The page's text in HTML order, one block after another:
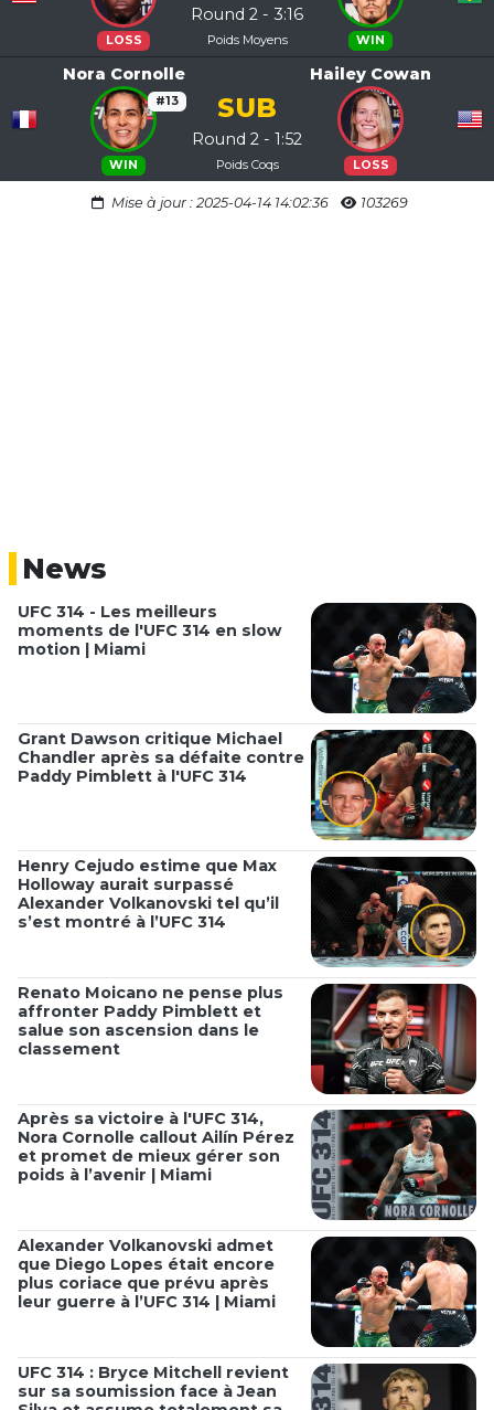
LOSS WIN
Round 2 - 3:16
Poids Moyens
Nora Cornolle
#13
WIN
Hailey Cowan
LOSS
SUB
Round 2 - 1:52
Poids Coqs
Mise à jour : 2025-04-14 14:02:36 103269
News
UFC 314 - Les meilleurs
moments de l'UFC 314 en slow
motion | Miami
Grant Dawson critique Michael
Chandler après sa défaite contre
Paddy Pimblett à l'UFC 314
Henry Cejudo estime que Max
Holloway aurait surpassé
Alexander Volkanovski tel qu’il
s’est montré à l’UFC 314
Renato Moicano ne pense plus
affronter Paddy Pimblett et
salue son ascension dans le
classement
Après sa victoire à l'UFC 314,
Nora Cornolle callout Ailín Pérez
et promet de mieux gérer son
poids à l’avenir | Miami
Alexander Volkanovski admet
que Diego Lopes était encore
plus coriace que prévu après
leur guerre à l’UFC 314 | Miami
UFC 314 : Bryce Mitchell revient
sur sa soumission face à Jean